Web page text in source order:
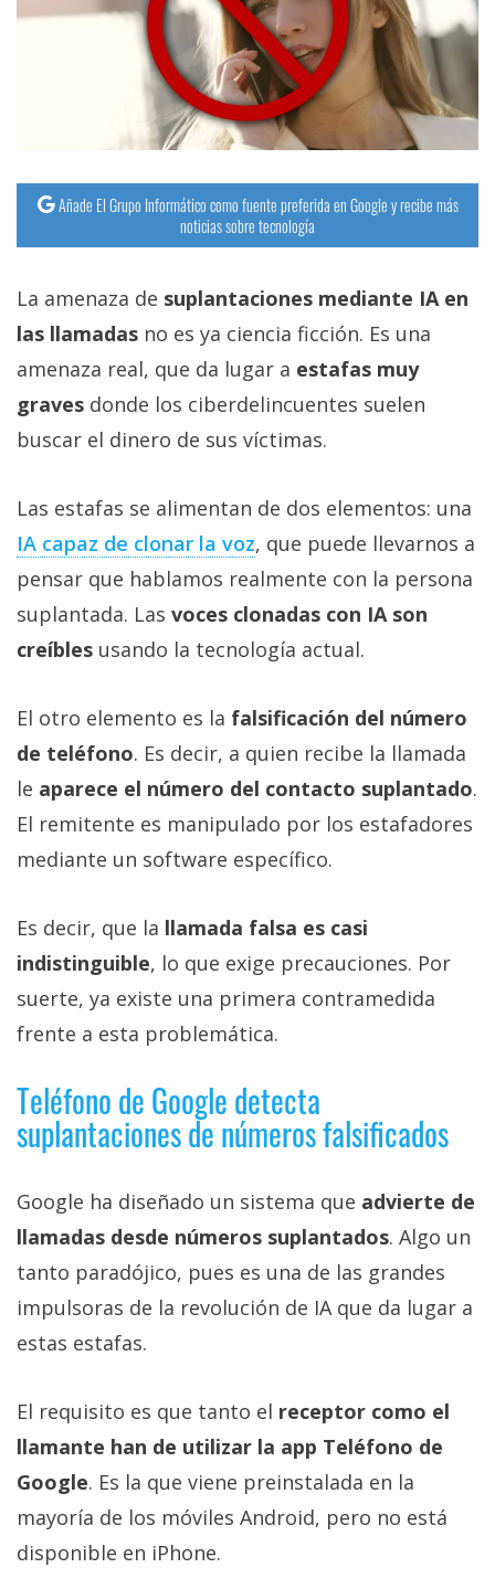
Añade El Grupo Informático como fuente preferida en Google y recibe más
noticias sobre tecnología
La amenaza de suplantaciones mediante IA en
las llamadas no es ya ciencia ficción. Es una
amenaza real, que da lugar a estafas muy
graves donde los ciberdelincuentes suelen
buscar el dinero de sus víctimas.
Las estafas se alimentan de dos elementos: una
IA capaz de clonar la voz‎, que puede llevarnos a
pensar que hablamos realmente con la persona
suplantada. Las voces clonadas con IA son
creíbles usando la tecnología actual.
El otro elemento es la falsificación del número
de teléfono. Es decir, a quien recibe la llamada
le aparece el número del contacto suplantado.
El remitente es manipulado por los estafadores
mediante un software específico.
Es decir, que la llamada falsa es casi
indistinguible, lo que exige precauciones. Por
suerte, ya existe una primera contramedida
frente a esta problemática.
Teléfono de Google detecta
suplantaciones de números falsificados
Google ha diseñado un sistema que advierte de
llamadas desde números suplantados. Algo un
tanto paradójico, pues es una de las grandes
impulsoras de la revolución de IA que da lugar a
estas estafas.
El requisito es que tanto el receptor como el
llamante han de utilizar la app Teléfono de
Google. Es la que viene preinstalada en la
mayoría de los móviles Android, pero no está
disponible en iPhone.